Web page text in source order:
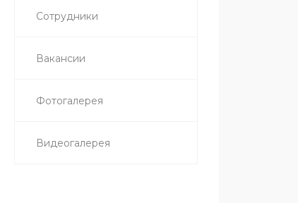
Сотрудники
Вакансии
Фотогалерея
Видеогалерея